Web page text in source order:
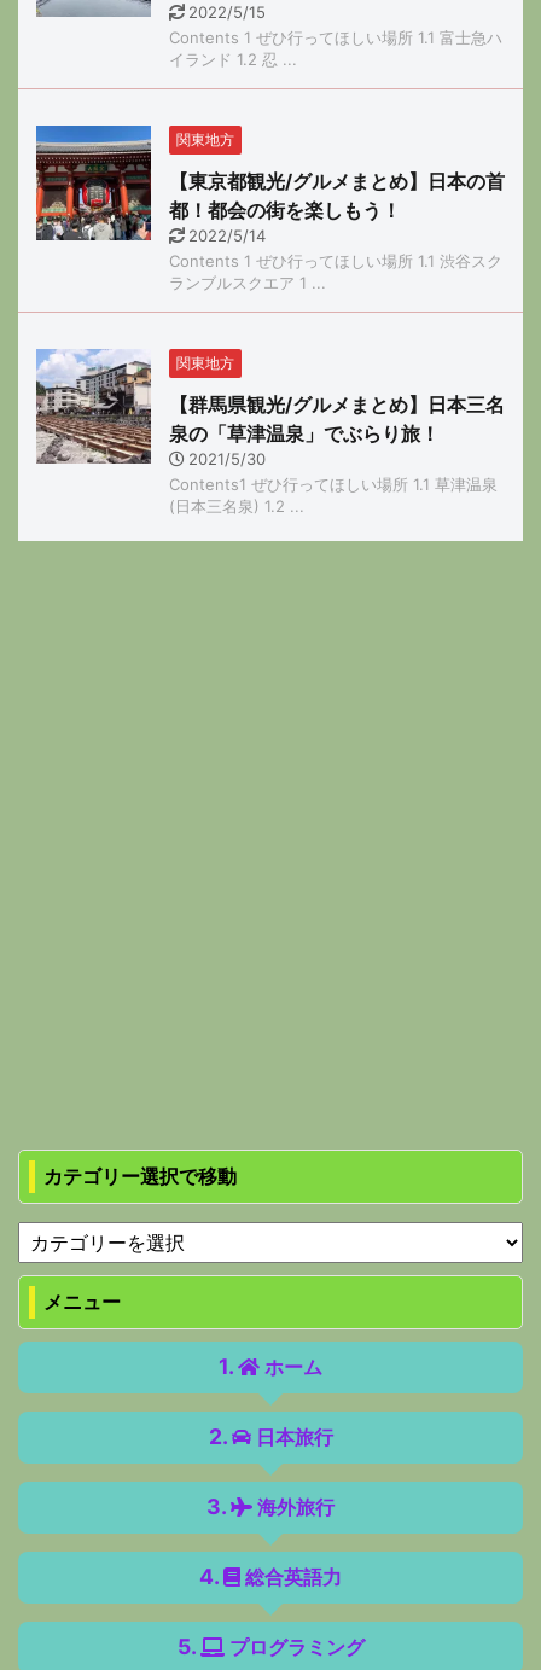
2022/5/15
Contents 1 ぜひ行ってほしい場所 1.1 富士急ハ
イランド 1.2 忍 ...
関東地方
【東京都観光/グルメまとめ】日本の首
都！都会の街を楽しもう！
2022/5/14
Contents 1 ぜひ行ってほしい場所 1.1 渋谷スク
ランブルスクエア 1 ...
関東地方
【群馬県観光/グルメまとめ】日本三名
泉の「草津温泉」でぶらり旅！
2021/5/30
Contents1 ぜひ行ってほしい場所 1.1 草津温泉
(日本三名泉) 1.2 ...
カテゴリー選択で移動
メニュー
ホーム
日本旅行
海外旅行
総合英語力
プログラミング